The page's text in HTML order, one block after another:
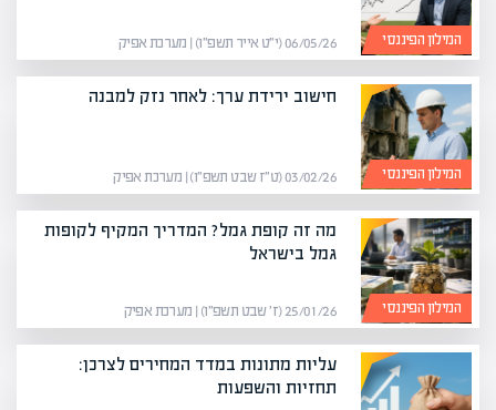
המילון הפיננסי 06/05/26 (י״ט אייר תשפ״ו) | מערכת אפיק
המילון הפיננסי
חישוב ירידת ערך: לאחר נזק למבנה
03/02/26 (ט״ז שבט תשפ״ו) | מערכת אפיק
המילון הפיננסי
מה זה קופת גמל? המדריך המקיף לקופות
גמל בישראל
25/01/26 (ז׳ שבט תשפ״ו) | מערכת אפיק
עליות מתונות במדד המחירים לצרכן:
תחזיות והשפעות